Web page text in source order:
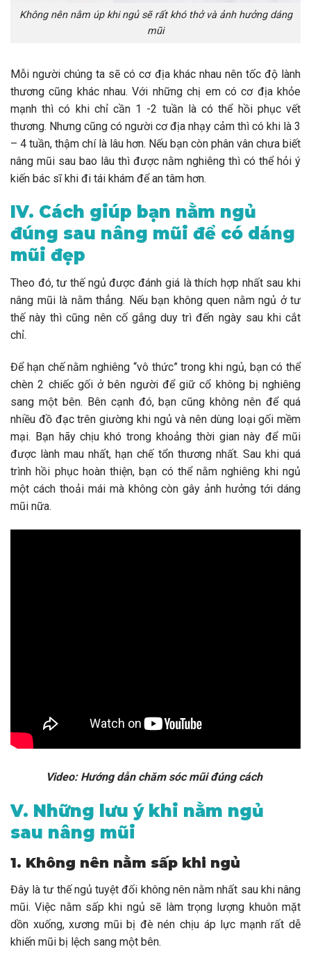
Không nên nằm úp khi ngủ sẽ rất khó thở và ảnh hưởng dáng
mũi
Mỗi người chúng ta sẽ có cơ địa khác nhau nên tốc độ lành
thương cũng khác nhau. Với những chị em có cơ địa khỏe
mạnh thì có khi chỉ cần 1 -2 tuần là có thể hồi phục vết
thương. Nhưng cũng có người cơ địa nhạy cảm thì có khi là 3
– 4 tuần, thậm chí là lâu hơn. Nếu bạn còn phân vân chưa biết
nâng mũi sau bao lâu thì được nằm nghiêng thì có thể hỏi ý
kiến bác sĩ khi đi tái khám để an tâm hơn.
IV. Cách giúp bạn nằm ngủ
đúng sau nâng mũi để có dáng
mũi đẹp
Theo đó, tư thế ngủ được đánh giá là thích hợp nhất sau khi
nâng mũi là nằm thẳng. Nếu bạn không quen nằm ngủ ở tư
thế này thì cũng nên cố gắng duy trì đến ngày sau khi cắt
chỉ.
Để hạn chế nằm nghiêng “vô thức” trong khi ngủ, bạn có thể
chèn 2 chiếc gối ở bên người để giữ cổ không bị nghiêng
sang một bên. Bên cạnh đó, bạn cũng không nên để quá
nhiều đồ đạc trên giường khi ngủ và nên dùng loại gối mềm
mại. Bạn hãy chịu khó trong khoảng thời gian này để mũi
được lành mau nhất, hạn chế tổn thương nhất. Sau khi quá
trình hồi phục hoàn thiện, bạn có thể nằm nghiêng khi ngủ
một cách thoải mái mà không còn gây ảnh hưởng tới dáng
mũi nữa.
Video: Hướng dẫn chăm sóc mũi đúng cách
V. Những lưu ý khi nằm ngủ
sau nâng mũi
1. Không nên nằm sấp khi ngủ
Đây là tư thế ngủ tuyệt đối không nên nằm nhất sau khi nâng
mũi. Việc nằm sấp khi ngủ sẽ làm trọng lượng khuôn mặt
dồn xuống, xương mũi bị đè nén chịu áp lực mạnh rất dễ
khiến mũi bị lệch sang một bên.